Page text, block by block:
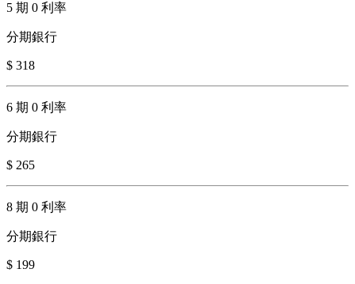
5 期 0 利率
分期銀行
$ 318
6 期 0 利率
分期銀行
$ 265
8 期 0 利率
分期銀行
$ 199